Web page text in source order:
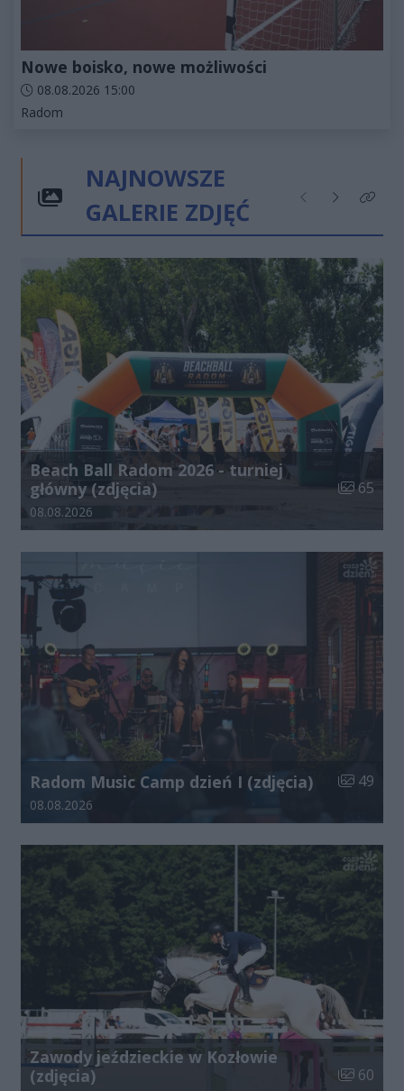
Nowe boisko, nowe możliwości
Data dodania artykułu:
08.08.2026 15:00
Kategorie artykułu:
Radom
NAJNOWSZE
GALERIE ZDJĘĆ
Poprzednie
NastępneKliknij
Beach Ball Radom 2026 - turniej
główny (zdjęcia)
Liczba
65
Data dodania galerii:
08.08.2026
Radom Music Camp dzień I (zdjęcia) Liczba
49
Data dodania galerii:
08.08.2026
Zawody jeździeckie w Kozłowie
(zdjęcia)
Liczba
60